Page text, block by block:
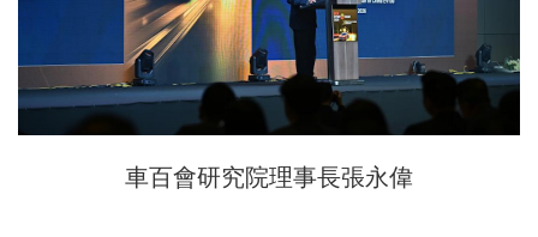
車百會研究院理事長張永偉